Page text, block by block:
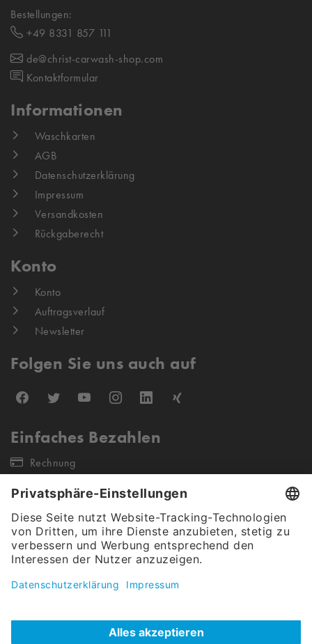
Bestellungen:
+49 8331 857 111
de@christ-carwash-shop.com
Kontaktformular
Informationen
Waschkarten
AGB
Datenschutzerklärung
Impressum
Versandkosten
Rückgaberecht
Konto
Konto
Auftragsverlauf
Newsletter
Folgen Sie uns auch auf
Einfaches Bezahlen
Rechnung
Unsere Versandpartner
Öffentliche Auftraggeber (keine Wiederverkäufer sowie Einzel- &